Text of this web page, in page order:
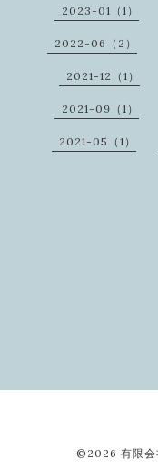
2023-01（1）
2022-06（2）
2021-12（1）
2021-09（1）
2021-05（1）
©2026 有限